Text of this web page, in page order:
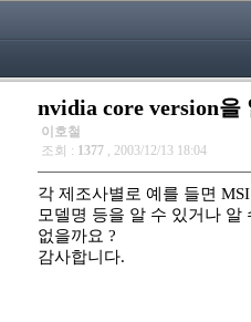
nvidia core version을
이호철
조회 : 1377 , 2003/12/13 18:04
각 제조사별로 예를 들면
모델명 등을 알 수 있거나 알
없을까요 ?
감사합니다.